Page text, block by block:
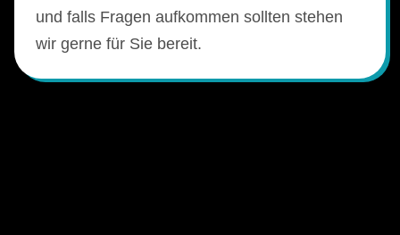
und falls Fragen aufkommen sollten stehen
wir gerne für Sie bereit.